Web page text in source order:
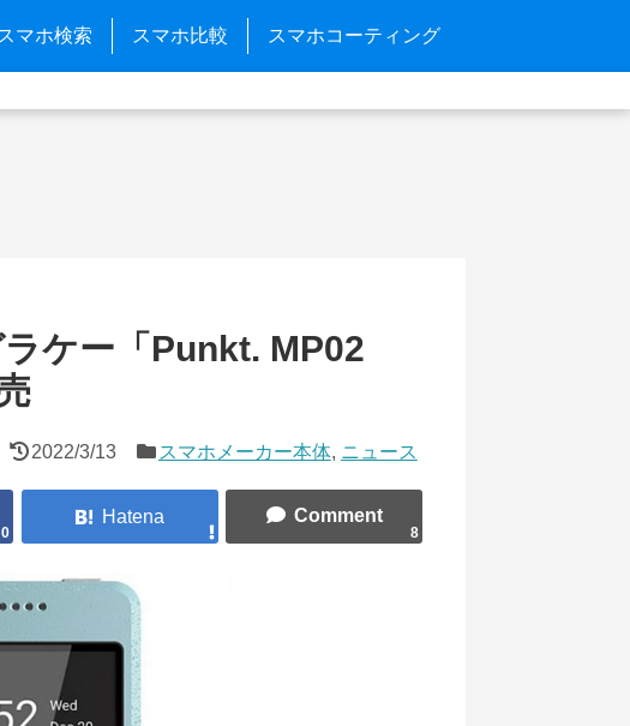
スマホ検索 スマホ比較 スマホコーティング
ケー「Punkt. MP02
2022/3/13 スマホメーカー本体, ニュース
0 8